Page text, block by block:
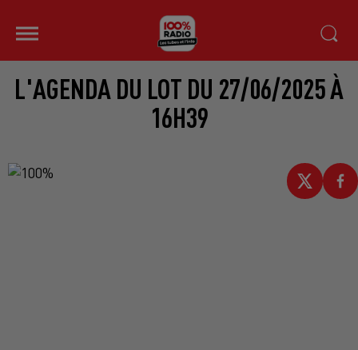
L'AGENDA DU LOT DU 27/06/2025 À
16H39